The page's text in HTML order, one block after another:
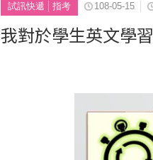
試訊快遞 指考 108-05-15
我對於學生英文學